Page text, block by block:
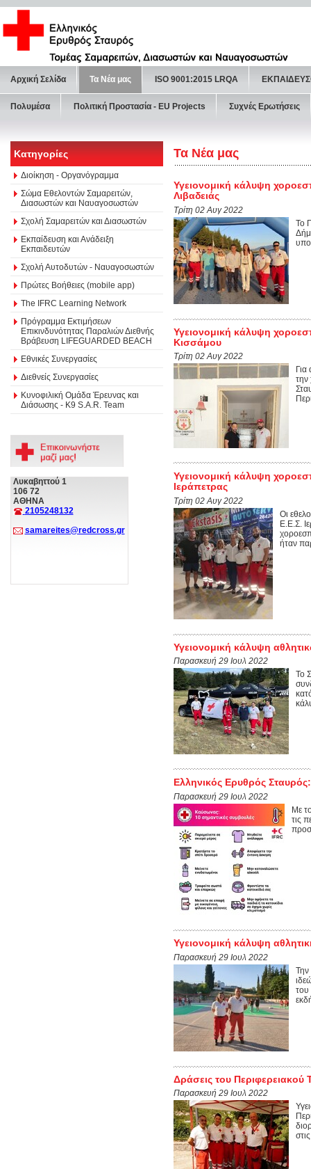
Αρχική Σελίδα Τα Νέα μας ISO 9001:2015 LRQA
Πολυμέσα Πολιτική Προστασία - ΕU Projects Συχνές Ερωτήσεις
Κατηγορίες
Διοίκηση - Οργανόγραμμα
Σώμα Εθελοντών Σαμαρειτών,
Διασωστών και Ναυαγοσωστών
Σχολή Σαμαρειτών και Διασωστών
Εκπαίδευση και Ανάδειξη
Εκπαιδευτών
Σχολή Αυτοδυτών - Ναυαγοσωστών
Πρώτες Βοήθειες (mobile app)
The IFRC Learning Network
Πρόγραμμα Εκτιμήσεων
Επικινδυνότητας Παραλιών Διεθνής
Βράβευση LIFEGUARDED BEACH
Εθνικές Συνεργασίες
Διεθνείς Συνεργασίες
Κυνοφιλική Ομάδα Έρευνας και
Διάσωσης - Κ9 S.A.R. Team
Λυκαβηττού 1
106 72
ΑΘΗΝΑ
2105248132
samareites@redcross.gr
Τα Νέα μας
Υγειονομική κάλυψη
Λιβαδειάς
Τρίτη 02 Αυγ 2022
Το
Υγειονομική κάλυψη
Κισσάμου
Τρίτη 02 Αυγ 2022
την
Υγειονομική κάλυψη
Ιεράπετρας
Τρίτη 02 Αυγ 2022
Οι
Ε.Ε.Σ.
ήταν
Υγειονομική κάλυψη
Παρασκευή 29 Ιουλ 2022
Το
Ελληνικός Ερυθρός
Παρασκευή 29 Ιουλ 2022
Με
τις
Υγειονομική κάλυψη
Παρασκευή 29 Ιουλ 2022
Την
του
Δράσεις του
Παρασκευή 29 Ιουλ 2022